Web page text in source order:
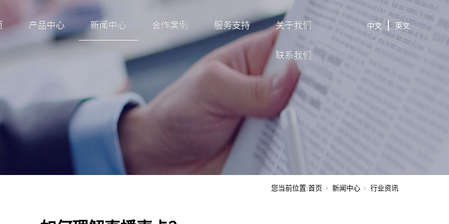
产品中心 新闻中心 合作案例 服务支持 关于我们
联系我们
中文 英文
您当前位置:首页 新闻中心 行业资讯